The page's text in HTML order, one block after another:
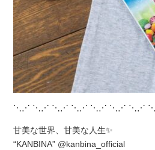
⋱⋰ ⋱⋰ ⋱⋰ ⋱⋰ ⋱⋰ ⋱⋰ ⋱⋰
甘美な世界、甘美な人生✨
“KANBINA” @kanbina_official